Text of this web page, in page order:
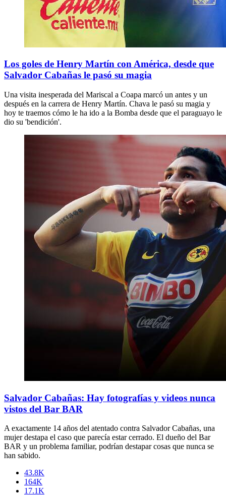
Los goles de Henry Martín con América, desde que
Salvador Cabañas le pasó su magia
Una visita inesperada del Mariscal a Coapa marcó un antes y un
después en la carrera de Henry Martín. Chava le pasó su magia y
hoy te traemos cómo le ha ido a la Bomba desde que el paraguayo le
dio su 'bendición'.
Salvador Cabañas: Hay fotografías y videos nunca
vistos del Bar BAR
A exactamente 14 años del atentado contra Salvador Cabañas, una
mujer destapa el caso que parecía estar cerrado. El dueño del Bar
BAR y un problema familiar, podrían destapar cosas que nunca se
han sabido.
43.8K
164K
17.1K